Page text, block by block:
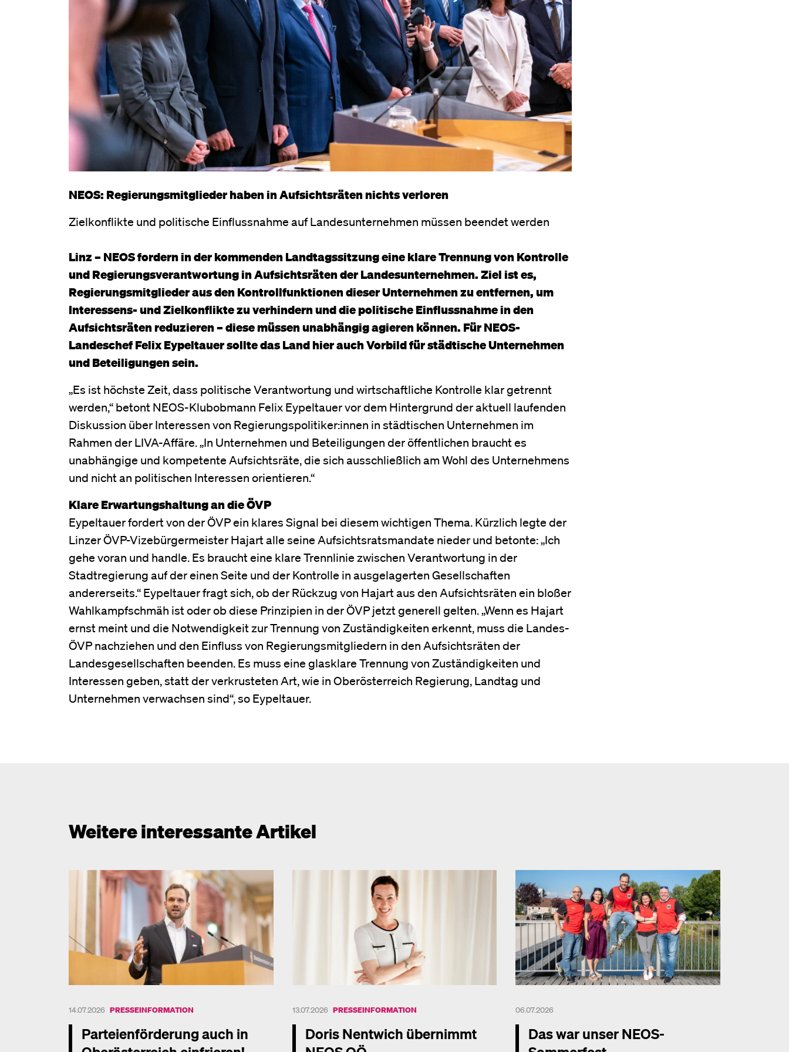
NEOS: Regierungsmitglieder haben in Aufsichtsräten nichts verloren
Zielkonflikte und politische Einflussnahme auf Landesunternehmen müssen beendet werden
Linz – NEOS fordern in der kommenden Landtagssitzung eine klare Trennung von Kontrolle
und Regierungsverantwortung in Aufsichtsräten der Landesunternehmen. Ziel ist es,
Regierungsmitglieder aus den Kontrollfunktionen dieser Unternehmen zu entfernen, um
Interessens- und Zielkonflikte zu verhindern und die politische Einflussnahme in den
Aufsichtsräten reduzieren – diese müssen unabhängig agieren können. Für NEOS-
Landeschef Felix Eypeltauer sollte das Land hier auch Vorbild für städtische Unternehmen
und Beteiligungen sein.
„Es ist höchste Zeit, dass politische Verantwortung und wirtschaftliche Kontrolle klar getrennt
werden,“ betont NEOS-Klubobmann Felix Eypeltauer vor dem Hintergrund der aktuell laufenden
Diskussion über Interessen von Regierungspolitiker:innen in städtischen Unternehmen im
Rahmen der LIVA-Affäre. „In Unternehmen und Beteiligungen der öffentlichen braucht es
unabhängige und kompetente Aufsichtsräte, die sich ausschließlich am Wohl des Unternehmens
und nicht an politischen Interessen orientieren.“
Klare Erwartungshaltung an die ÖVP
Eypeltauer fordert von der ÖVP ein klares Signal bei diesem wichtigen Thema. Kürzlich legte der
Linzer ÖVP-Vizebürgermeister Hajart alle seine Aufsichtsratsmandate nieder und betonte: „Ich
gehe voran und handle. Es braucht eine klare Trennlinie zwischen Verantwortung in der
Stadtregierung auf der einen Seite und der Kontrolle in ausgelagerten Gesellschaften
andererseits.“ Eypeltauer fragt sich, ob der Rückzug von Hajart aus den Aufsichtsräten ein bloßer
Wahlkampfschmäh ist oder ob diese Prinzipien in der ÖVP jetzt generell gelten. „Wenn es Hajart
ernst meint und die Notwendigkeit zur Trennung von Zuständigkeiten erkennt, muss die Landes-
ÖVP nachziehen und den Einfluss von Regierungsmitgliedern in den Aufsichtsräten der
Landesgesellschaften beenden. Es muss eine glasklare Trennung von Zuständigkeiten und
Interessen geben, statt der verkrusteten Art, wie in Oberösterreich Regierung, Landtag und
Unternehmen verwachsen sind“, so Eypeltauer.
Weitere interessante Artikel
14.07.2026 PRESSEINFORMATION
Parteienförderung auch in
13.07.2026 PRESSEINFORMATION
Doris Nentwich übernimmt
06.07.2026
Das war unser NEOS-